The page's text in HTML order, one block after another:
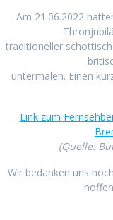
Am 21.06.2022
traditioneller
untermalen. Einen
Link zum
(Quelle:
Wir bedanken uns